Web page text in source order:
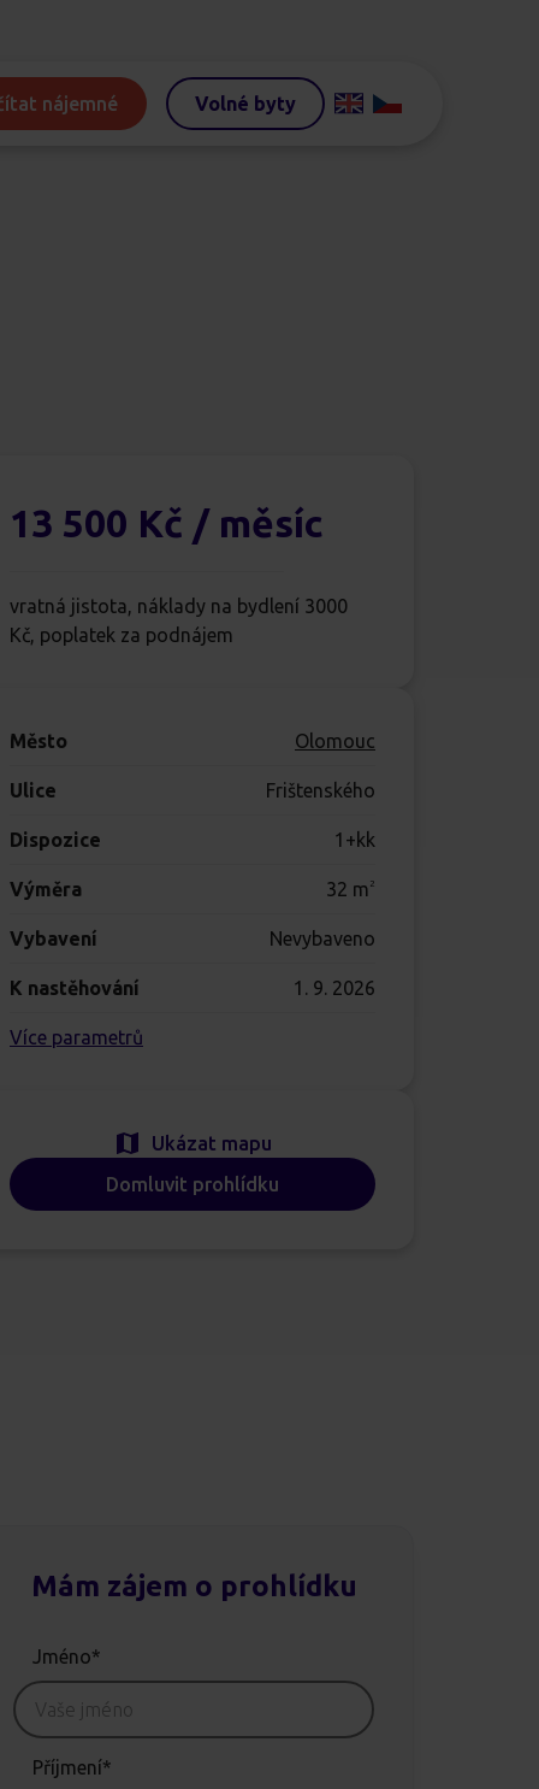
nájemné Volné byty
13 500 Kč / měsíc
vratná jistota, náklady na bydlení 3000
Kč, poplatek za podnájem
Město Olomouc
Ulice Frištenského
Dispozice 1+kk
Výměra 32 m 2
Vybavení Nevybaveno
K nastěhování 1. 9. 2026
Více parametrů
Ukázat mapu
Domluvit prohlídku
Mám zájem o prohlídku
Jméno*
Příjmení*